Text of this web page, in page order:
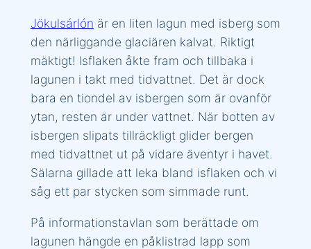
Jökulsárlón är en liten lagun med isberg som
den närliggande glaciären kalvat. Riktigt
mäktigt! Isflaken åkte fram och tillbaka i
lagunen i takt med tidvattnet. Det är dock
bara en tiondel av isbergen som är ovanför
ytan, resten är under vattnet. När botten av
isbergen slipats tillräckligt glider bergen
med tidvattnet ut på vidare äventyr i havet.
Sälarna gillade att leka bland isflaken och vi
såg ett par stycken som simmade runt.
På informationstavlan som berättade om
lagunen hängde en påklistrad lapp som